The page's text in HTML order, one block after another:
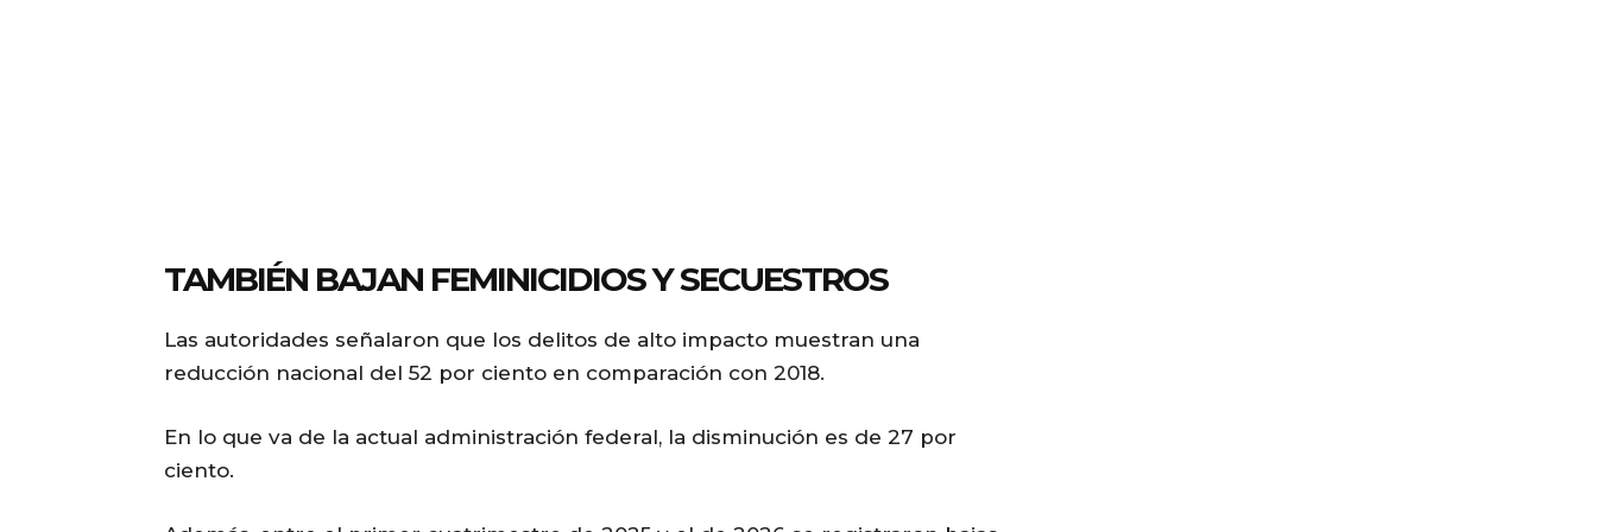
TAMBIÉN BAJAN FEMINICIDIOS Y SECUESTROS
Las autoridades señalaron que los delitos de alto impacto muestran una
reducción nacional del 52 por ciento en comparación con 2018.
En lo que va de la actual administración federal, la disminución es de 27 por
ciento.